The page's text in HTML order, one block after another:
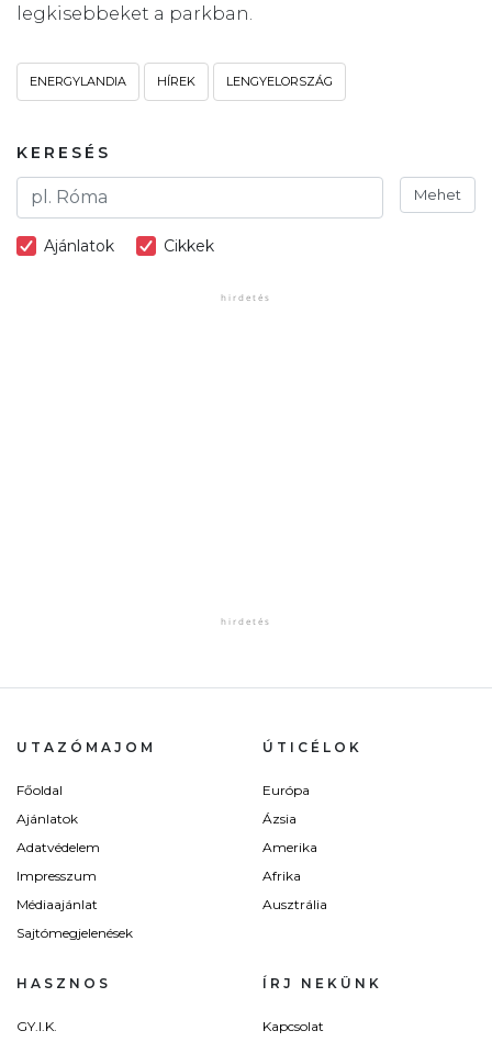
legkisebbeket a parkban.
ENERGYLANDIA HÍREK LENGYELORSZÁG
KERESÉS
Mehet
Ajánlatok Cikkek
UTAZÓMAJOM
Főoldal
Ajánlatok
Adatvédelem
Impresszum
Médiaajánlat
Sajtómegjelenések
ÚTICÉLOK
Európa
Ázsia
Amerika
Afrika
Ausztrália
HASZNOS
GY.I.K.
ÍRJ NEKÜNK
Kapcsolat